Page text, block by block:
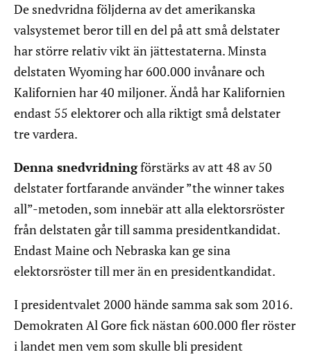
De snedvridna följderna av det amerikanska
valsystemet beror till en del på att små delstater
har större relativ vikt än jättestaterna. Minsta
delstaten Wyoming har 600.000 invånare och
Kalifornien har 40 miljoner. Ändå har Kalifornien
endast 55 elektorer och alla riktigt små delstater
tre vardera.
Denna snedvridningförstärks av att 48 av 50
delstater fortfarande använder ”the winner takes
all”-metoden, som innebär att alla elektorsröster
från delstaten går till samma presidentkandidat.
Endast Maine och Nebraska kan ge sina
elektorsröster till mer än en presidentkandidat.
I presidentvalet 2000 hände samma sak som 2016.
Demokraten Al Gore fick nästan 600.000 fler röster
i landet men vem som skulle bli president